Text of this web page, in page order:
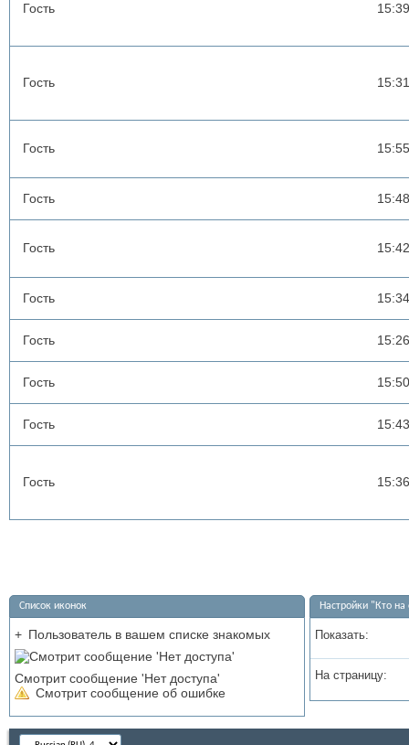
Гость 15:39
Гость 15:31
Гость 15:55
Гость 15:48
Гость 15:42
Гость 15:34
Гость 15:26
Гость 15:50
Гость 15:43
Гость 15:36
Список иконок
+ Пользователь в вашем списке знакомых
Смотрит сообщение 'Нет доступа'
Смотрит сообщение об ошибке
Настройки "Кто на
Показать:
На страницу: